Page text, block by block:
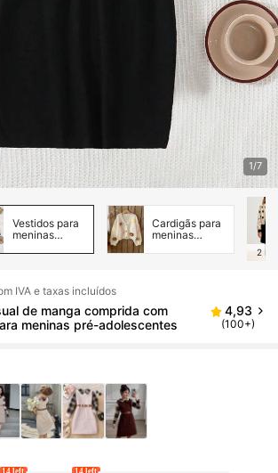
1/7
Vestidos para
meninas
Cardigãs para
meninas
2
IVA e taxas incluídos
de manga comprida com
meninas pré-adolescentes
4,93
(100+)
14 left 14 left